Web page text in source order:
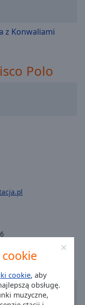
cookie, aby
obsługę.
muzyczne,
z Konwaliami
Polo